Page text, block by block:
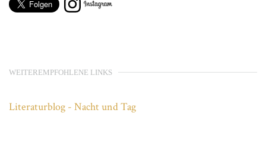
WEITEREMPFOHLENE LINKS
Literaturblog - Nacht und Tag